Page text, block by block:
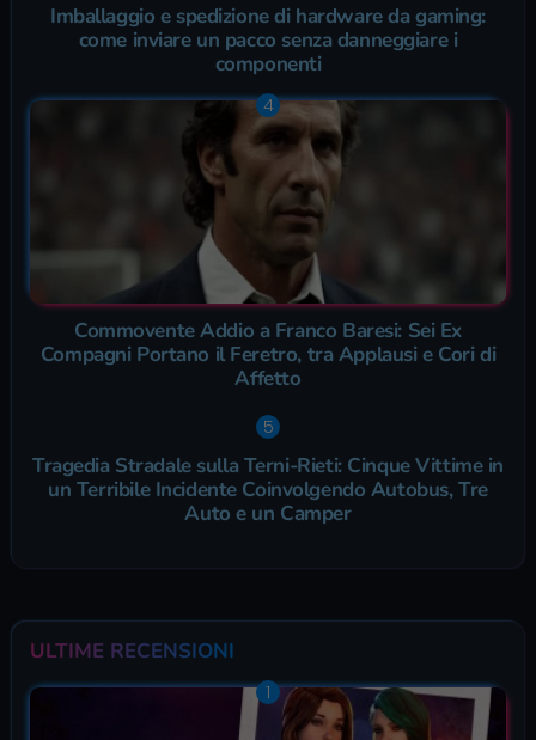
Imballaggio e spedizione di hardware da gaming:
come inviare un pacco senza danneggiare i
componenti
Commovente Addio a Franco Baresi: Sei Ex
Compagni Portano il Feretro, tra Applausi e Cori di
Affetto
Tragedia Stradale sulla Terni-Rieti: Cinque Vittime in
un Terribile Incidente Coinvolgendo Autobus, Tre
Auto e un Camper
ULTIME RECENSIONI